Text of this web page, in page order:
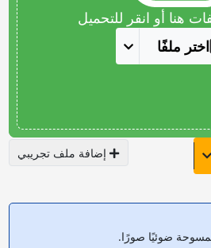
هنا أو انقر للتحميل
ملفًا
إضافة ملف تجريبي
ضوئيًا صورًا.